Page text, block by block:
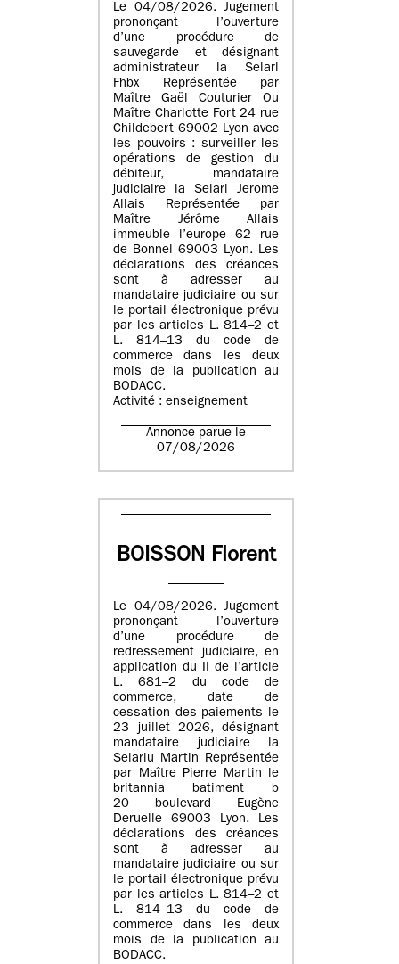
Le 04/08/2026. Jugement
prononçant l’ouverture
d’une procédure de
sauvegarde et désignant
administrateur la Selarl
Fhbx Représentée par
Maître Gaël Couturier Ou
Maître Charlotte Fort 24 rue
Childebert 69002 Lyon avec
les pouvoirs : surveiller les
opérations de gestion du
débiteur, mandataire
judiciaire la Selarl Jerome
Allais Représentée par
Maître Jérôme Allais
immeuble l’europe 62 rue
de Bonnel 69003 Lyon. Les
déclarations des créances
sont à adresser au
mandataire judiciaire ou sur
le portail électronique prévu
par les articles L. 814–2 et
L. 814–13 du code de
commerce dans les deux
mois de la publication au
BODACC.
Activité : enseignement
Annonce parue le
07/08/2026
BOISSON Florent
Le 04/08/2026. Jugement
prononçant l’ouverture
d’une procédure de
redressement judiciaire, en
application du II de l’article
L. 681–2 du code de
commerce, date de
cessation des paiements le
23 juillet 2026, désignant
mandataire judiciaire la
Selarlu Martin Représentée
par Maître Pierre Martin le
britannia batiment b
20 boulevard Eugène
Deruelle 69003 Lyon. Les
déclarations des créances
sont à adresser au
mandataire judiciaire ou sur
le portail électronique prévu
par les articles L. 814–2 et
L. 814–13 du code de
commerce dans les deux
mois de la publication au
BODACC.